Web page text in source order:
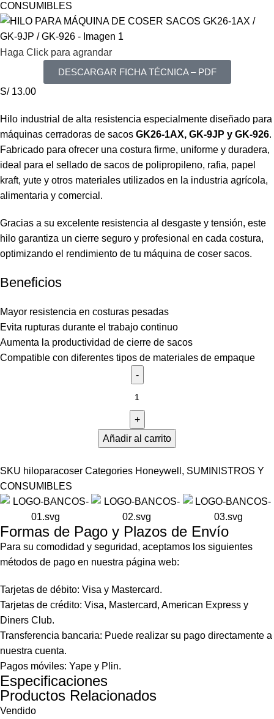
CONSUMIBLES
Haga Click para agrandar
DESCARGAR FICHA TÉCNICA – PDF
S/13.00
Hilo industrial de alta resistencia especialmente diseñado para
máquinas cerradoras de sacos GK26-1AX, GK-9JP y GK-926.
Fabricado para ofrecer una costura firme, uniforme y duradera,
ideal para el sellado de sacos de polipropileno, rafia, papel
kraft, yute y otros materiales utilizados en la industria agrícola,
alimentaria y comercial.
Gracias a su excelente resistencia al desgaste y tensión, este
hilo garantiza un cierre seguro y profesional en cada costura,
optimizando el rendimiento de tu máquina de coser sacos.
Beneficios
Mayor resistencia en costuras pesadas
Evita rupturas durante el trabajo continuo
Aumenta la productividad de cierre de sacos
Compatible con diferentes tipos de materiales de empaque
Añadir al carrito
SKU hiloparacoser Categories Honeywell , SUMINISTROS Y
CONSUMIBLES
Formas de Pago y Plazos de Envío
Para su comodidad y seguridad, aceptamos los siguientes
métodos de pago en nuestra página web:
Tarjetas de débito: Visa y Mastercard.
Tarjetas de crédito: Visa, Mastercard, American Express y
Diners Club.
Transferencia bancaria: Puede realizar su pago directamente a
nuestra cuenta.
Pagos móviles: Yape y Plin.
Especificaciones
Productos Relacionados
Vendido